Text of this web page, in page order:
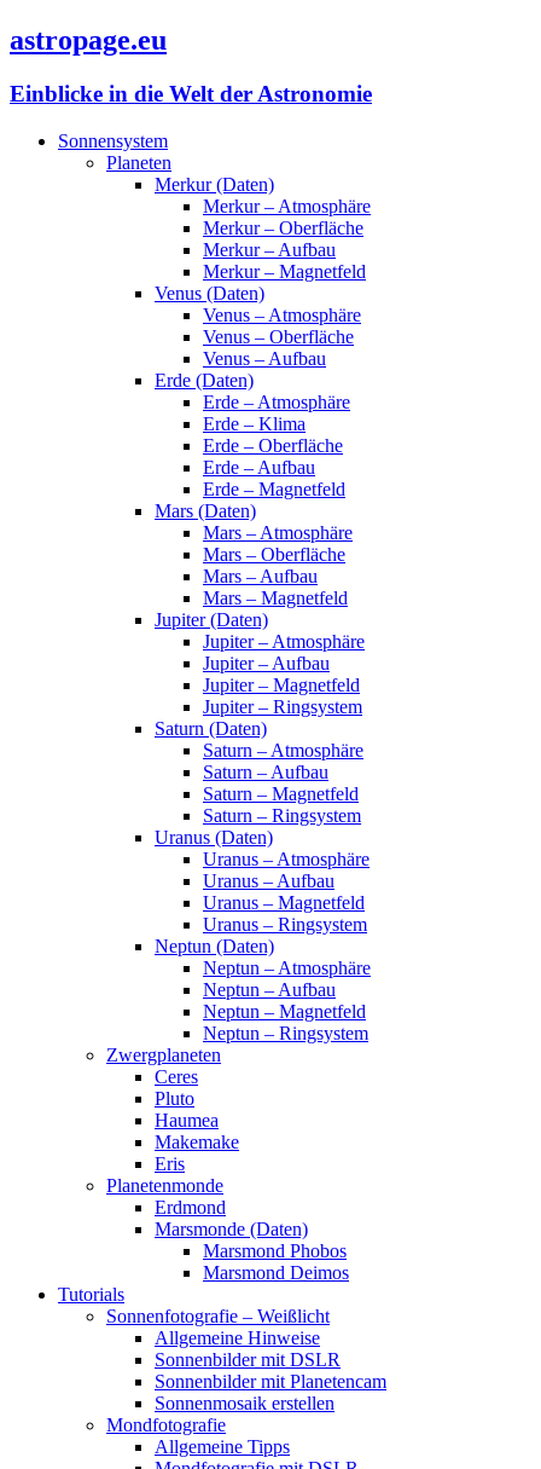
astropage.eu
Einblicke in die Welt der Astronomie
Sonnensystem
Planeten
Merkur (Daten)
Merkur – Atmosphäre
Merkur – Oberfläche
Merkur – Aufbau
Merkur – Magnetfeld
Venus (Daten)
Venus – Atmosphäre
Venus – Oberfläche
Venus – Aufbau
Erde (Daten)
Erde – Atmosphäre
Erde – Klima
Erde – Oberfläche
Erde – Aufbau
Erde – Magnetfeld
Mars (Daten)
Mars – Atmosphäre
Mars – Oberfläche
Mars – Aufbau
Mars – Magnetfeld
Jupiter (Daten)
Jupiter – Atmosphäre
Jupiter – Aufbau
Jupiter – Magnetfeld
Jupiter – Ringsystem
Saturn (Daten)
Saturn – Atmosphäre
Saturn – Aufbau
Saturn – Magnetfeld
Saturn – Ringsystem
Uranus (Daten)
Uranus – Atmosphäre
Uranus – Aufbau
Uranus – Magnetfeld
Uranus – Ringsystem
Neptun (Daten)
Neptun – Atmosphäre
Neptun – Aufbau
Neptun – Magnetfeld
Neptun – Ringsystem
Zwergplaneten
Ceres
Pluto
Haumea
Makemake
Eris
Planetenmonde
Erdmond
Marsmonde (Daten)
Marsmond Phobos
Marsmond Deimos
Tutorials
Sonnenfotografie – Weißlicht
Allgemeine Hinweise
Sonnenbilder mit DSLR
Sonnenbilder mit Planetencam
Sonnenmosaik erstellen
Mondfotografie
Allgemeine Tipps